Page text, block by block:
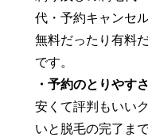
代・予約キャンセ
無料だったり有料
です。
・予約のとりやすさ
安くて評判もいい
いと脱毛の完了ま